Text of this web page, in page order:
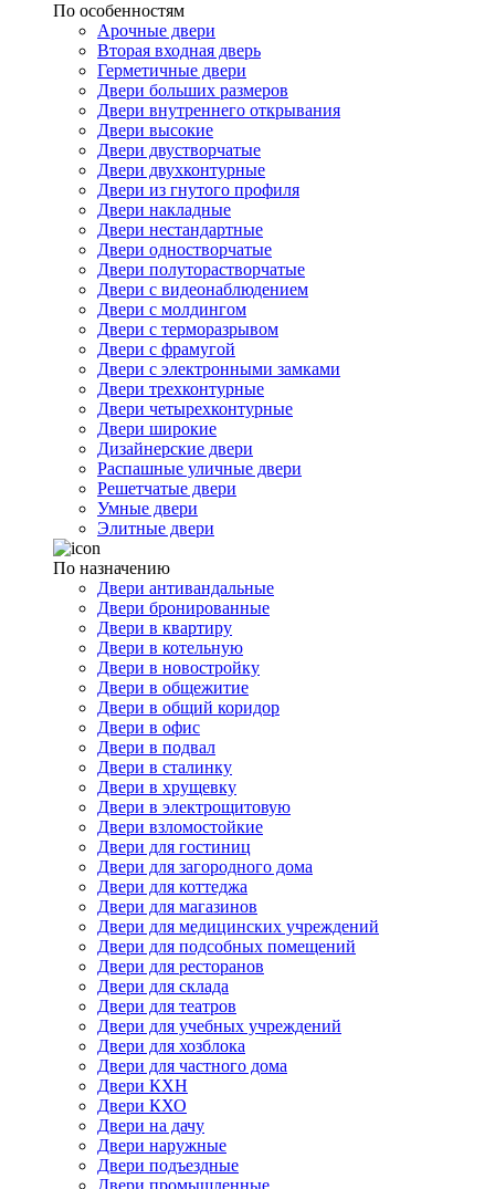
По особенностям
Арочные двери
Вторая входная дверь
Герметичные двери
Двери больших размеров
Двери внутреннего открывания
Двери высокие
Двери двустворчатые
Двери двухконтурные
Двери из гнутого профиля
Двери накладные
Двери нестандартные
Двери одностворчатые
Двери полуторастворчатые
Двери с видеонаблюдением
Двери с молдингом
Двери с терморазрывом
Двери с фрамугой
Двери с электронными замками
Двери трехконтурные
Двери четырехконтурные
Двери широкие
Дизайнерские двери
Распашные уличные двери
Решетчатые двери
Умные двери
Элитные двери
По назначению
Двери антивандальные
Двери бронированные
Двери в квартиру
Двери в котельную
Двери в новостройку
Двери в общежитие
Двери в общий коридор
Двери в офис
Двери в подвал
Двери в сталинку
Двери в хрущевку
Двери в электрощитовую
Двери взломостойкие
Двери для гостиниц
Двери для загородного дома
Двери для коттеджа
Двери для магазинов
Двери для медицинских учреждений
Двери для подсобных помещений
Двери для ресторанов
Двери для склада
Двери для театров
Двери для учебных учреждений
Двери для хозблока
Двери для частного дома
Двери КХН
Двери КХО
Двери на дачу
Двери наружные
Двери подъездные
Двери промышленные